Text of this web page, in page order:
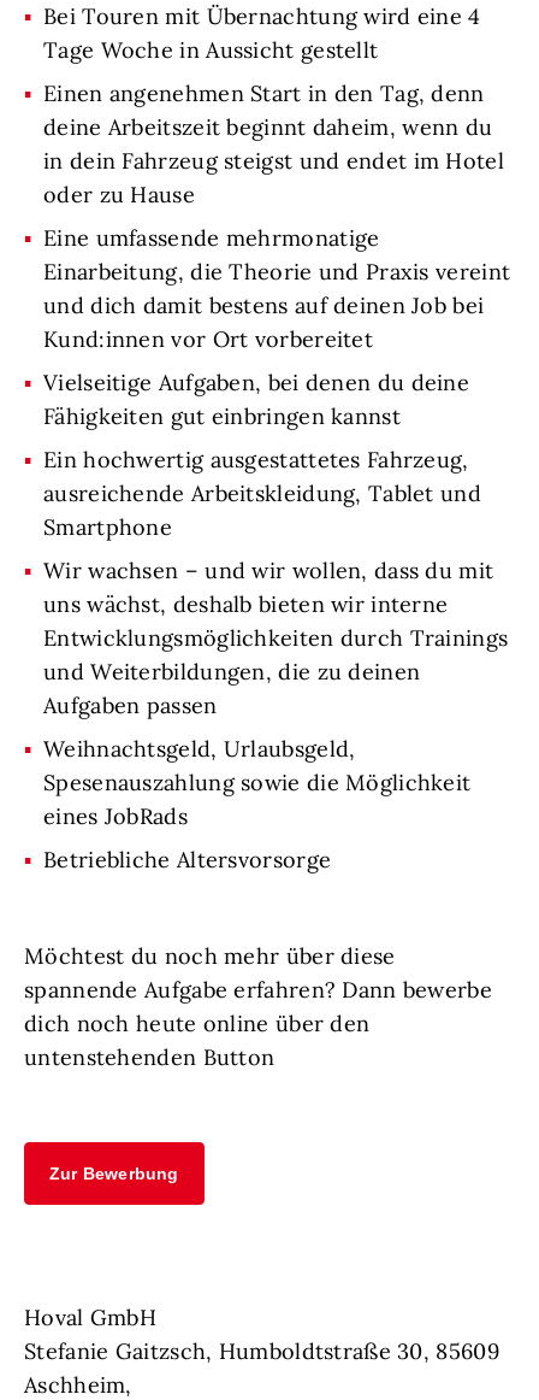
Bei Touren mit Übernachtung wird eine 4
Tage Woche in Aussicht gestellt
Einen angenehmen Start in den Tag, denn
deine Arbeitszeit beginnt daheim, wenn du
in dein Fahrzeug steigst und endet im Hotel
oder zu Hause
Eine umfassende mehrmonatige
Einarbeitung, die Theorie und Praxis vereint
und dich damit bestens auf deinen Job bei
Kund:innen vor Ort vorbereitet
Vielseitige Aufgaben, bei denen du deine
Fähigkeiten gut einbringen kannst
Ein hochwertig ausgestattetes Fahrzeug,
ausreichende Arbeitskleidung, Tablet und
Smartphone
Wir wachsen – und wir wollen, dass du mit
uns wächst, deshalb bieten wir interne
Entwicklungsmöglichkeiten durch Trainings
und Weiterbildungen, die zu deinen
Aufgaben passen
Weihnachtsgeld, Urlaubsgeld,
Spesenauszahlung sowie die Möglichkeit
eines JobRads
Betriebliche Altersvorsorge
Möchtest du noch mehr über diese
spannende Aufgabe erfahren? Dann bewerbe
dich noch heute online über den
untenstehenden Button
Zur Bewerbung
Hoval GmbH
Stefanie Gaitzsch, Humboldtstraße 30, 85609
Aschheim,